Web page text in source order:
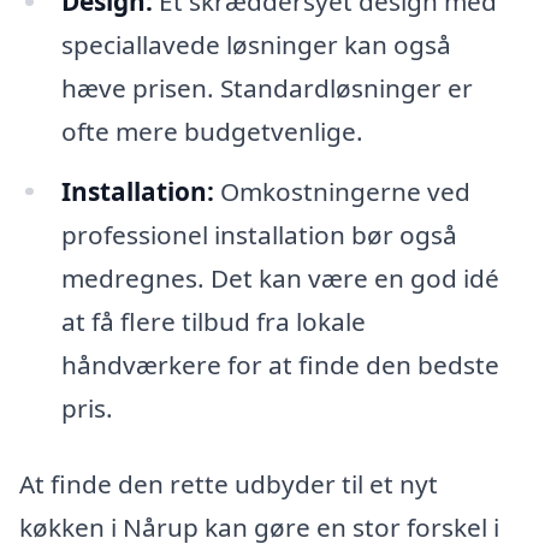
speciallavede løsninger kan også
hæve prisen. Standardløsninger er
ofte mere budgetvenlige.
Installation: Omkostningerne ved
professionel installation bør også
medregnes. Det kan være en god idé
at få flere tilbud fra lokale
håndværkere for at finde den bedste
pris.
At finde den rette udbyder til et nyt
køkken i Nårup kan gøre en stor forskel i